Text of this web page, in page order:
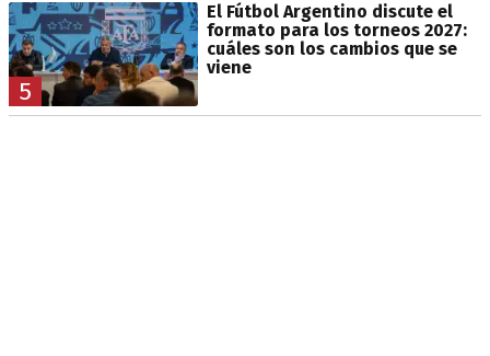
5
El Fútbol Argentino discute el
formato para los torneos 2027:
cuáles son los cambios que se
viene